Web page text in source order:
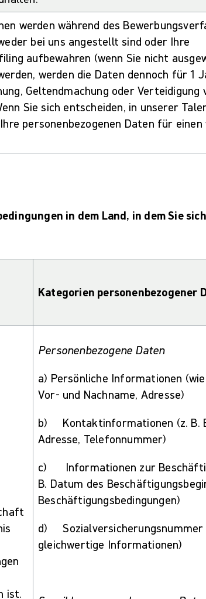
werden während des
bei uns angestellt sind oder Ihre
aufbewahren (wenn Sie nicht
werden die Daten dennoch für 1
Geltendmachung oder Verteidigung
Sie sich entscheiden, in unserer
personenbezogenen Daten für
in dem Land, in dem Sie sich
Kategorien personenbezogener
ist.
Personenbezogene Daten
a) Persönliche Informationen
Vor- und Nachname, Adresse)
b) Kontaktinformationen (z. B.
Adresse, Telefonnummer)
c) Informationen zur
B. Datum des
Beschäftigungsbedingungen)
d) Sozialversicherungsnummer
gleichwertige Informationen)